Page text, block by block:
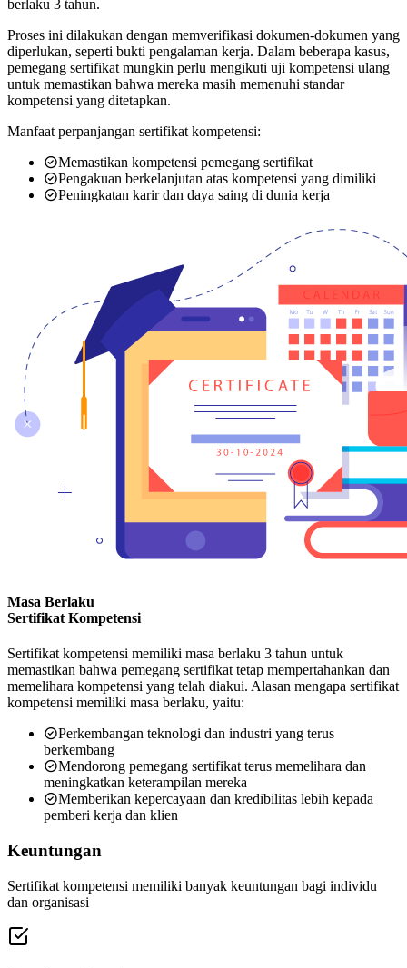
berlaku 3 tahun.
Proses ini dilakukan dengan memverifikasi dokumen-dokumen yang
diperlukan, seperti bukti pengalaman kerja. Dalam beberapa kasus,
pemegang sertifikat mungkin perlu mengikuti uji kompetensi ulang
untuk memastikan bahwa mereka masih memenuhi standar
kompetensi yang ditetapkan.
Manfaat perpanjangan sertifikat kompetensi:
Memastikan kompetensi pemegang sertifikat
Pengakuan berkelanjutan atas kompetensi yang dimiliki
Peningkatan karir dan daya saing di dunia kerja
Masa Berlaku
Sertifikat Kompetensi
Sertifikat kompetensi memiliki masa berlaku 3 tahun untuk
memastikan bahwa pemegang sertifikat tetap mempertahankan dan
memelihara kompetensi yang telah diakui. Alasan mengapa sertifikat
kompetensi memiliki masa berlaku, yaitu:
Perkembangan teknologi dan industri yang terus
berkembang
Mendorong pemegang sertifikat terus memelihara dan
meningkatkan keterampilan mereka
Memberikan kepercayaan dan kredibilitas lebih kepada
pemberi kerja dan klien
Keuntungan
Sertifikat kompetensi memiliki banyak keuntungan bagi individu
dan organisasi